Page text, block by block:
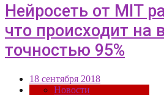
Нейросеть от MIT
что происходит на
точностью 95%
18 сентября 2018
Новости